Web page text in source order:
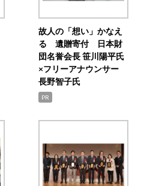
故人の「想い」かなえ
る 遺贈寄付 日本財
団名誉会長 笹川陽平氏
×フリーアナウンサー
長野智子氏
PR